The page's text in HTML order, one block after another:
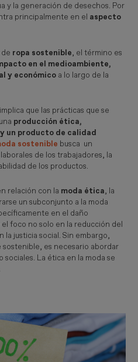
y la generación de desechos. Por
principalmente en el aspecto
ropa sostenible, el término es
en el medioambiente,
y económico a lo largo de la
implica que las prácticas que se
producción ética,
un producto de calidad
sostenible busca un
de los trabajadores, la
de los productos.
relación con la moda ética, la
un subconjunto a la moda
en el daño
foco no solo en la reducción del
la justicia social. Sin embargo,
sostenible, es necesario abordar
La ética en la moda se